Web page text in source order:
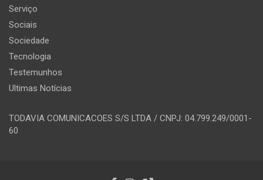
Serviço
Sociais
Sociedade
Tecnologia
Testemunhos
Ultimas Notícias
TODAVIA COMUNICACOES S/S LTDA / CNPJ: 04.799.249/0001-
60